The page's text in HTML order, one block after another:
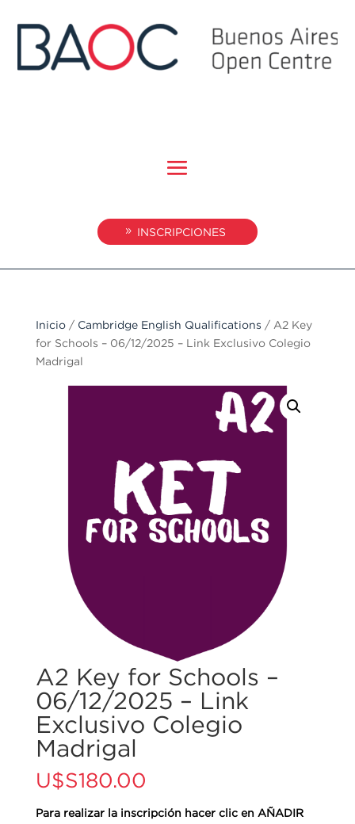
INSCRIPCIONES
Inicio/ Cambridge English Qualifications / A2 Key
for Schools – 06/12/2025 – Link Exclusivo Colegio
Madrigal
A2 Key for Schools –
06/12/2025 – Link
Exclusivo Colegio
Madrigal
U$S180.00
Para realizar la inscripción hacer clic en AÑADIR